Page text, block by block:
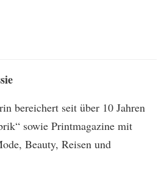
bereichert seit über 10 Jahren
sowie Printmagazine mit
Beauty, Reisen und